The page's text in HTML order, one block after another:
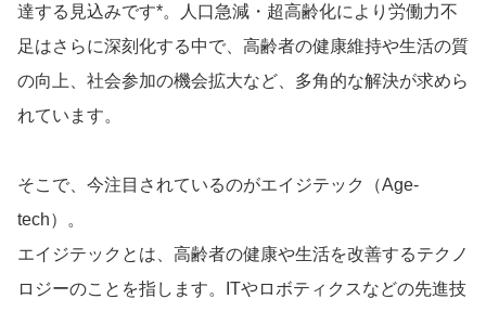
達する見込みです*。人口急減・超高齢化により労働力不
足はさらに深刻化する中で、高齢者の健康維持や生活の質
の向上、社会参加の機会拡大など、多角的な解決が求めら
れています。
そこで、今注目されているのがエイジテック（Age-
tech）。
エイジテックとは、高齢者の健康や生活を改善するテクノ
ロジーのことを指します。ITやロボティクスなどの先進技